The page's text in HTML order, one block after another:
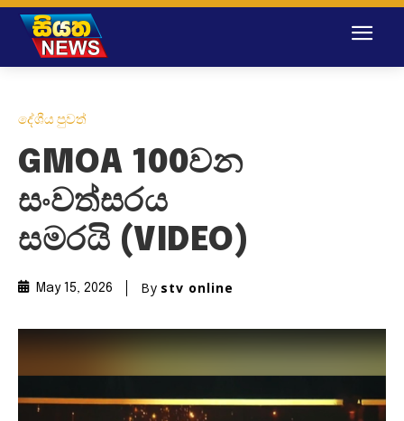
දේශීය පුවත්
GMOA 100වන
සංවත්සරය
සමරයි (VIDEO)
May 15, 2026 By stv online